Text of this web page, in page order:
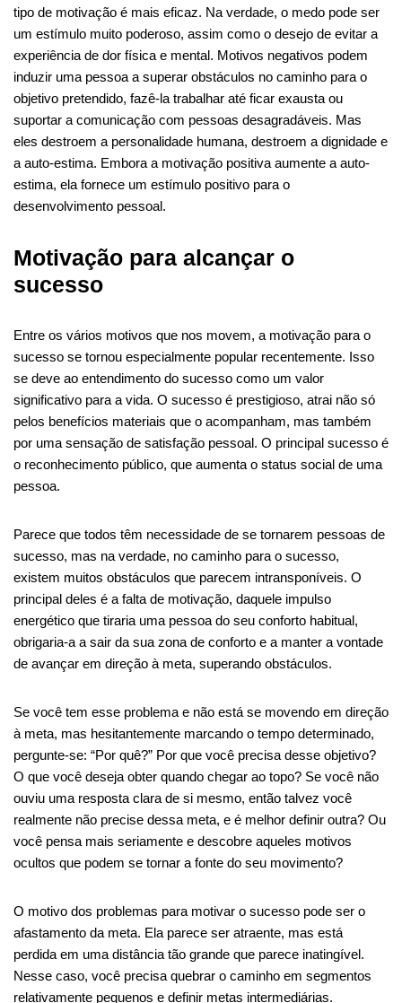
tipo de motivação é mais eficaz. Na verdade, o medo pode ser
um estímulo muito poderoso, assim como o desejo de evitar a
experiência de dor física e mental. Motivos negativos podem
induzir uma pessoa a superar obstáculos no caminho para o
objetivo pretendido, fazê-la trabalhar até ficar exausta ou
suportar a comunicação com pessoas desagradáveis. Mas
eles destroem a personalidade humana, destroem a dignidade e
a auto-estima. Embora a motivação positiva aumente a auto-
estima, ela fornece um estímulo positivo para o
desenvolvimento pessoal.
Motivação para alcançar o
sucesso
Entre os vários motivos que nos movem, a motivação para o
sucesso se tornou especialmente popular recentemente. Isso
se deve ao entendimento do sucesso como um valor
significativo para a vida. O sucesso é prestigioso, atrai não só
pelos benefícios materiais que o acompanham, mas também
por uma sensação de satisfação pessoal. O principal sucesso é
o reconhecimento público, que aumenta o status social de uma
pessoa.
Parece que todos têm necessidade de se tornarem pessoas de
sucesso, mas na verdade, no caminho para o sucesso,
existem muitos obstáculos que parecem intransponíveis. O
principal deles é a falta de motivação, daquele impulso
energético que tiraria uma pessoa do seu conforto habitual,
obrigaria-a a sair da sua zona de conforto e a manter a vontade
de avançar em direção à meta, superando obstáculos.
Se você tem esse problema e não está se movendo em direção
à meta, mas hesitantemente marcando o tempo determinado,
pergunte-se: “Por quê?” Por que você precisa desse objetivo?
O que você deseja obter quando chegar ao topo? Se você não
ouviu uma resposta clara de si mesmo, então talvez você
realmente não precise dessa meta, e é melhor definir outra? Ou
você pensa mais seriamente e descobre aqueles motivos
ocultos que podem se tornar a fonte do seu movimento?
O motivo dos problemas para motivar o sucesso pode ser o
afastamento da meta. Ela parece ser atraente, mas está
perdida em uma distância tão grande que parece inatingível.
Nesse caso, você precisa quebrar o caminho em segmentos
relativamente pequenos e definir metas intermediárias.